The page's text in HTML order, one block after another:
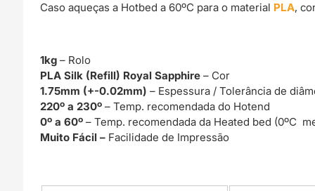
Caso aqueças a Hotbed a 60ºC para o material PLA,
1kg – Rolo
PLA Silk (Refill) Royal Sapphire– Cor
1.75mm (+-0.02mm)– Espessura / Tolerância de
220º a 230º– Temp. recomendada do Hotend
0º a 60º– Temp. recomendada da Heated bed (0ºC
Muito Fácil – Facilidade de Impressão